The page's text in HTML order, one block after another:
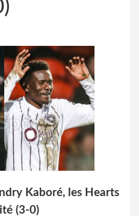
Kaboré, les Hearts
(3-0)